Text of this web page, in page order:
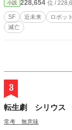
してい
らのホ
を直撃
減ら
の減
れ、
場所
手段で
小説 228,654 位 /
SF 近未来 ロボット
滅亡
3
転生劇 シリウス
常考 無意味